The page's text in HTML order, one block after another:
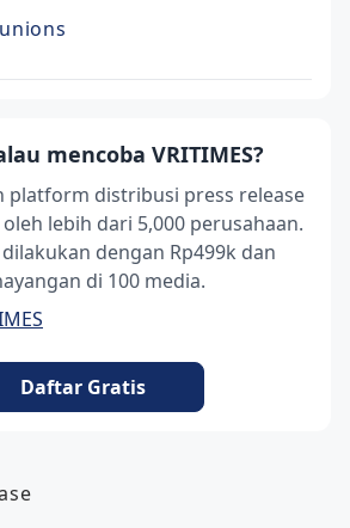
mencoba VRITIMES?
platform distribusi press release
lebih dari 5,000 perusahaan.
dengan Rp499k dan
di 100 media.
Daftar Gratis